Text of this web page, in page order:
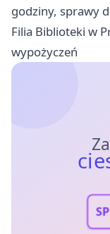
godziny, sprawy
Filia Biblioteki w
wypożyczeń